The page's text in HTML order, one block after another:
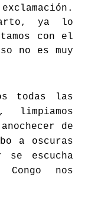
ya lo
con el
no es muy
todas las
limpiamos
de
a oscuras
escucha
nos